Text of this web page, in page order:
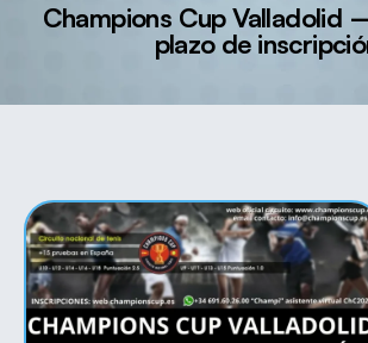
Champions Cup Valladolid
plazo de